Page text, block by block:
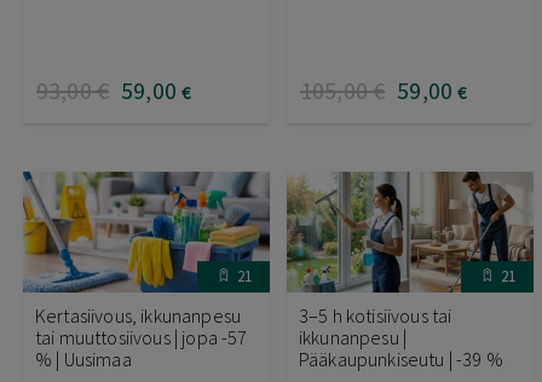
93,00€ 59,00 € 105,00€ 59,00 €
21
Kertasiivous, ikkunanpesu
tai muuttosiivous | jopa -57
% | Uusimaa
21
3–5 h kotisiivous tai
ikkunanpesu |
Pääkaupunkiseutu | -39 %